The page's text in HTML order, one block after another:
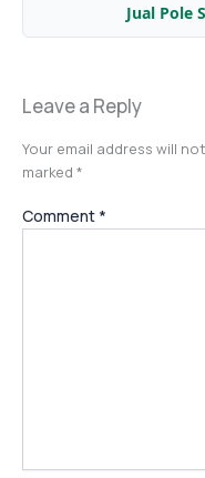
Jual Pole
Leave a Reply
Your email address will
marked *
Comment *